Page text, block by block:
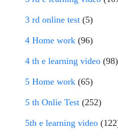
3 rd online test (5)
4 Home work (96)
4 th e learning video (98)
5 Home work (65)
5 th Onlie Test (252)
5th e learning video